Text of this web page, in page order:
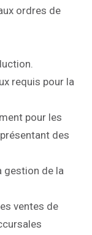
ordres de
requis pour la
pour les
des
gestion de la
ventes de